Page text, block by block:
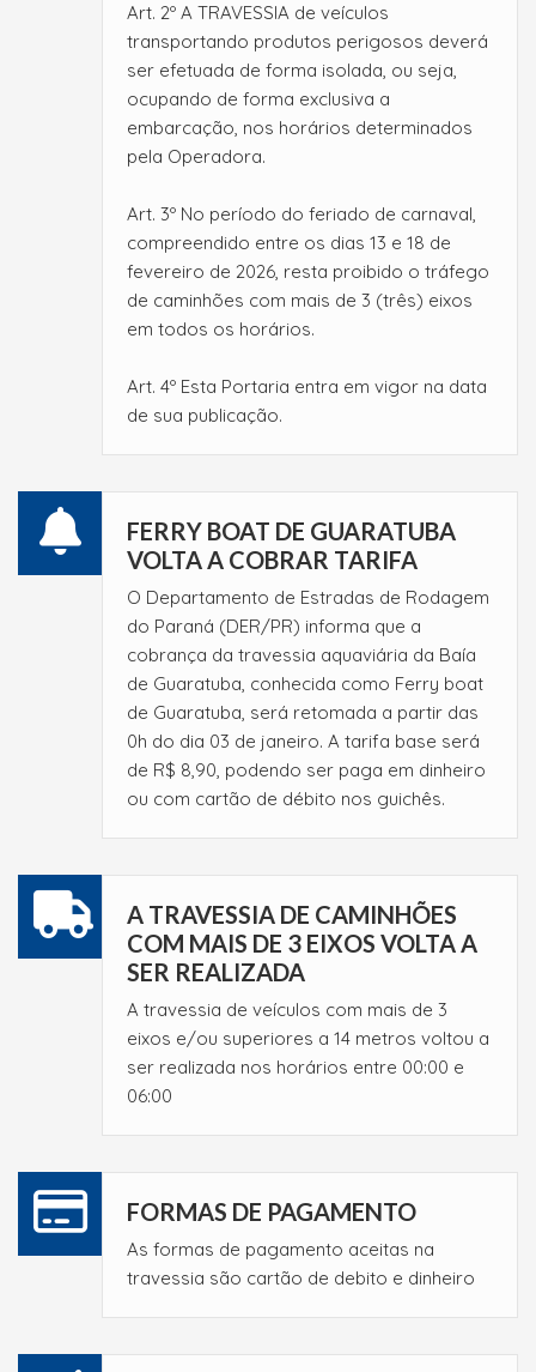
Art. 2º A TRAVESSIA de veículos
transportando produtos perigosos deverá
ser efetuada de forma isolada, ou seja,
ocupando de forma exclusiva a
embarcação, nos horários determinados
pela Operadora.
Art. 3º No período do feriado de carnaval,
compreendido entre os dias 13 e 18 de
fevereiro de 2026, resta proibido o tráfego
de caminhões com mais de 3 (três) eixos
em todos os horários.
Art. 4º Esta Portaria entra em vigor na data
de sua publicação.
FERRY BOAT DE GUARATUBA
VOLTA A COBRAR TARIFA
O Departamento de Estradas de Rodagem
do Paraná (DER/PR) informa que a
cobrança da travessia aquaviária da Baía
de Guaratuba, conhecida como Ferry boat
de Guaratuba, será retomada a partir das
0h do dia 03 de janeiro. A tarifa base será
de R$ 8,90, podendo ser paga em dinheiro
ou com cartão de débito nos guichês.
A TRAVESSIA DE CAMINHÕES
COM MAIS DE 3 EIXOS VOLTA A
SER REALIZADA
A travessia de veículos com mais de 3
eixos e/ou superiores a 14 metros voltou a
ser realizada nos horários entre 00:00 e
06:00
FORMAS DE PAGAMENTO
As formas de pagamento aceitas na
travessia são cartão de debito e dinheiro